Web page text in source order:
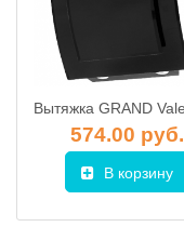
574.00 руб.
В корзину